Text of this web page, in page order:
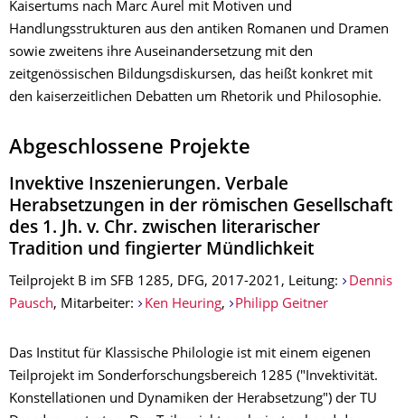
Kaisertums nach Marc Aurel mit Motiven und
Handlungsstrukturen aus den antiken Romanen und Dramen
sowie zweitens ihre Auseinandersetzung mit den
zeitgenössischen Bildungsdiskursen, das heißt konkret mit
den kaiserzeitlichen Debatten um Rhetorik und Philosophie.
Abgeschlossene Projekte
Invektive Inszenierungen. Verbale
Herabsetzungen in der römischen Gesellschaft
des 1. Jh. v. Chr. zwischen literarischer
Tradition und fingierter Mündlichkeit
Teilprojekt B im SFB 1285, DFG, 2017-2021, Leitung:
Dennis
Pausch, Mitarbeiter: Ken Heuring, Philipp Geitner
Das Institut für Klassische Philologie ist mit einem eigenen
Teilprojekt im Sonderforschungsbereich 1285 ("Invektivität.
Konstellationen und Dynamiken der Herabsetzung") der TU